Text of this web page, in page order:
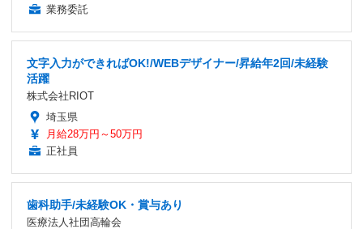
業務委託
文字入力ができればOK!/WEBデザイナー/昇給年2回/未経験
活躍
株式会社RIOT
埼玉県
月給28万円～50万円
正社員
歯科助手/未経験OK・賞与あり
医療法人社団高輪会